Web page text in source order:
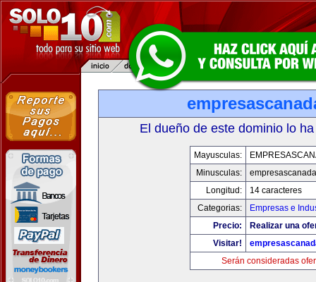
El dueño de este dominio lo
Mayusculas:
Minusculas:
Longitud:
14 caracteres
Categorias:
Empresas e
Precio:
Realizar una
Visitar!
Serán consideradas